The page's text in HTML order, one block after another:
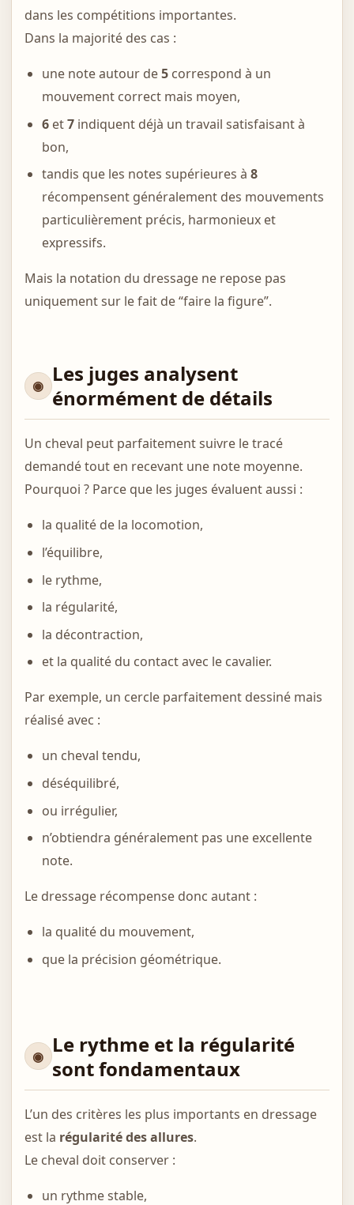
dans les compétitions importantes.
Dans la majorité des cas :
une note autour de5correspond à un
mouvement correct mais moyen,
6et7indiquent déjà un travail satisfaisant à
bon,
tandis que les notes supérieures à 8
récompensent généralement des mouvements
particulièrement précis, harmonieux et
expressifs.
Mais la notation du dressage ne repose pas
uniquement sur le fait de “faire la figure”.
Les juges analysent
énormément de détails
Un cheval peut parfaitement suivre le tracé
demandé tout en recevant une note moyenne.
Pourquoi ? Parce que les juges évaluent aussi :
la qualité de la locomotion,
l’équilibre,
le rythme,
la régularité,
la décontraction,
et la qualité du contact avec le cavalier.
Par exemple, un cercle parfaitement dessiné mais
réalisé avec :
un cheval tendu,
déséquilibré,
ou irrégulier,
n’obtiendra généralement pas une excellente
note.
Le dressage récompense donc autant :
la qualité du mouvement,
que la précision géométrique.
Le rythme et la régularité
sont fondamentaux
L’un des critères les plus importants en dressage
est la régularité des allures.
Le cheval doit conserver :
un rythme stable,